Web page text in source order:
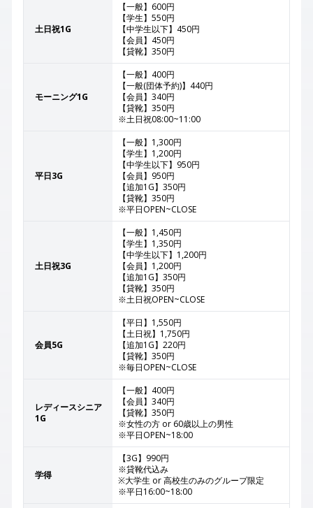
土日祝1G
【一般】600円
【学生】550円
【中学生以下】450円
【会員】450円
【貸靴】350円
モーニング1G
【一般】400円
【一般(団体予約)】440円
【会員】340円
【貸靴】350円
※土日祝08:00~11:00
平日3G
【一般】1,300円
【学生】1,200円
【中学生以下】950円
【会員】950円
【追加1G】350円
【貸靴】350円
※平日OPEN~CLOSE
土日祝3G
【一般】1,450円
【学生】1,350円
【中学生以下】1,200円
【会員】1,200円
【追加1G】350円
【貸靴】350円
※土日祝OPEN~CLOSE
会員5G
【平日】1,550円
【土日祝】1,750円
【追加1G】220円
【貸靴】350円
※毎日OPEN~CLOSE
レディースシニア
1G
【一般】400円
【会員】340円
【貸靴】350円
※女性の方 or 60歳以上の男性
※平日OPEN~18:00
学得
【3G】990円
※貸靴代込み
※大学生 or 高校生のみのグループ限定
※平日16:00~18:00